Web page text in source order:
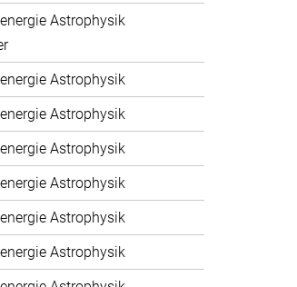
Astrophysik
Astrophysik
Astrophysik
Astrophysik
Astrophysik
Astrophysik
Astrophysik